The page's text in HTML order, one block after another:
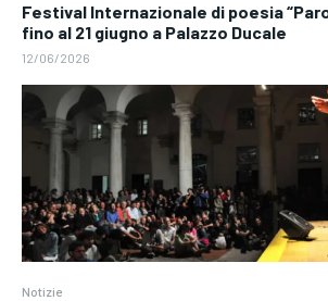
Festival Internazionale di poesia
fino al 21 giugno a Palazzo Ducale
12/06/2026
Notizie